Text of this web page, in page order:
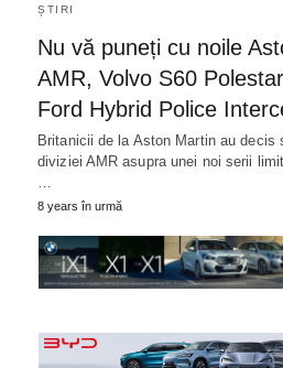
ȘTIRI
Nu vă puneți cu noile
AMR, Volvo S60
Ford Hybrid Police
Britanicii de la Aston Martin au decis
diviziei AMR asupra unei noi serii
…
8 years în urmă